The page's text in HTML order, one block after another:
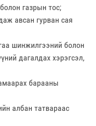
газрын тос;
авсан гурван сая
шинжилгээний болон
дагалдах хэрэгсэл,
барааны
албан татвараас